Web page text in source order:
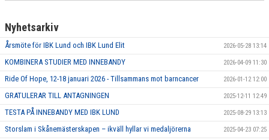
Nyhetsarkiv
Årsmöte för IBK Lund och IBK Lund Elit 2026-05-28 13:14
KOMBINERA STUDIER MED INNEBANDY 2026-04-09 11:30
Ride Of Hope, 12-18 januari 2026 - Tillsammans mot barncancer 2026-01-12 12:00
GRATULERAR TILL ANTAGNINGEN 2025-12-11 12:49
TESTA PÅ INNEBANDY MED IBK LUND 2025-08-29 13:13
Storslam i Skånemästerskapen – ikväll hyllar vi medaljörerna 2025-04-23 07:25